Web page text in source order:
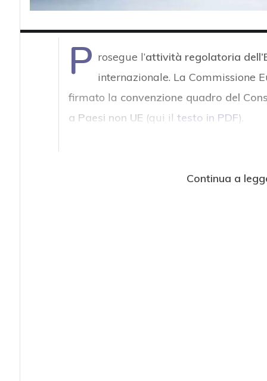
P rosegue l’attività regolatoria
internazionale. La Commissione
firmato la convenzione quadro del
a Paesi non UE (qui il testo in PDF).
Continua a